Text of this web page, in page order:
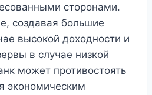
сторонами.
создавая большие
высокой доходности и
в случае низкой
может противостоять
экономическим